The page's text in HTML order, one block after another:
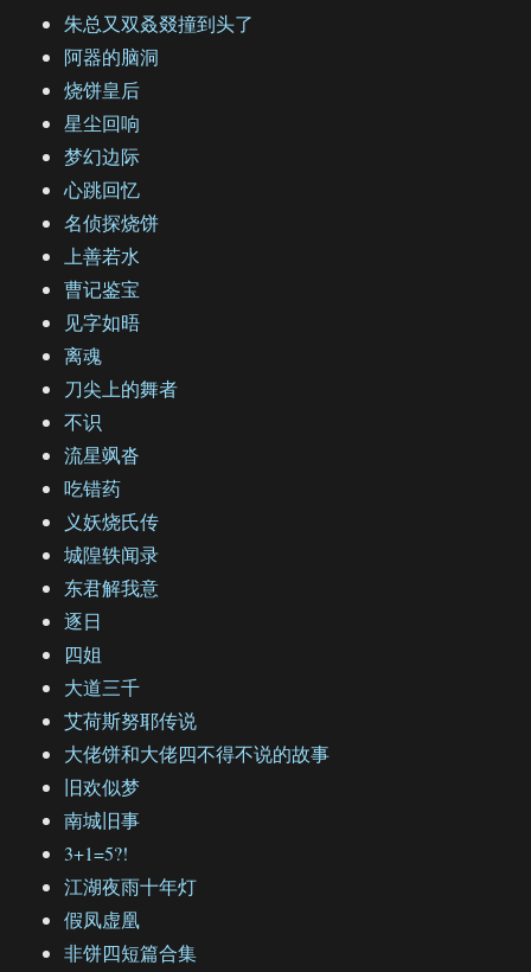
朱总又双叒叕撞到头了
阿器的脑洞
烧饼皇后
星尘回响
梦幻边际
心跳回忆
名侦探烧饼
上善若水
曹记鉴宝
见字如晤
离魂
刀尖上的舞者
不识
流星飒沓
吃错药
义妖烧氏传
城隍轶闻录
东君解我意
逐日
四姐
大道三千
艾荷斯努耶传说
大佬饼和大佬四不得不说的故事
旧欢似梦
南城旧事
3+1=5?!
江湖夜雨十年灯
假凤虚凰
非饼四短篇合集